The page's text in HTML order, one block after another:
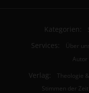
Kategorien:
Services: Über
Autor
Verlag: Theologie
Stimmen der Zeit